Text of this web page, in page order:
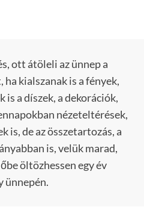
ott átöleli az ünnep a
kialszanak is a fények,
is a díszek, a dekorációk,
nézeteltérések,
is, de az összetartozás, a
is, velük marad,
öltözhessen egy év
ünnepén.